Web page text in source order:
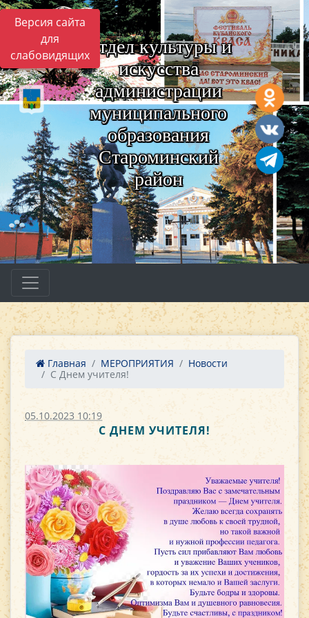
Версия сайта
для
слабовидящих Отдел культуры и
искусства
администрации
муниципального
образования
Староминский
район
Главная МЕРОПРИЯТИЯ
Новости
С Днем учителя!
05.10.2023 10:19
С ДНЕМ УЧИТЕЛЯ!